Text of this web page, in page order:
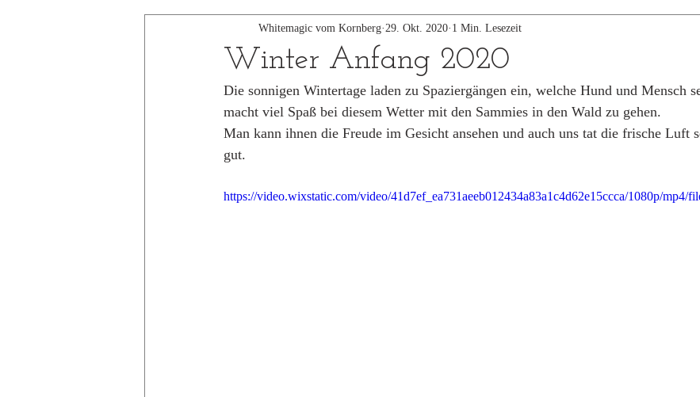
Winter Anfang 2020
Whitemagic vom Kornberg 29. Okt. 2020 1 Min. Lesezeit
Die sonnigen Wintertage laden zu Spaziergängen ein, welche Hund und Mensch
macht viel Spaß bei diesem Wetter mit den Sammies in den Wald zu gehen.
Man kann ihnen die Freude im Gesicht ansehen und auch uns tat die frische Luft
gut.
https://video.wixstatic.com/video/41d7ef_ea731aeeb012434a83a1c4d62e15ccca/1080p/mp4/